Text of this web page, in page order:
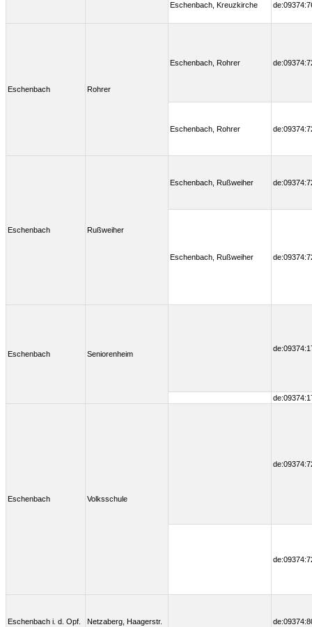
Eschenbach, Kreuzkirche
Eschenbach Rohrer
Eschenbach, Rohrer
Eschenbach, Rohrer
Eschenbach Rußweiher
Eschenbach, Rußweiher
Eschenbach, Rußweiher
Eschenbach Seniorenheim
Eschenbach Volksschule
Eschenbach i. d. Opf. Netzaberg, Haagerstr.